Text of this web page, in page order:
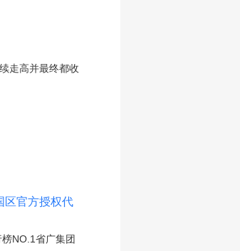
走高并最终都收
区官方授权代
NO.1省广集团